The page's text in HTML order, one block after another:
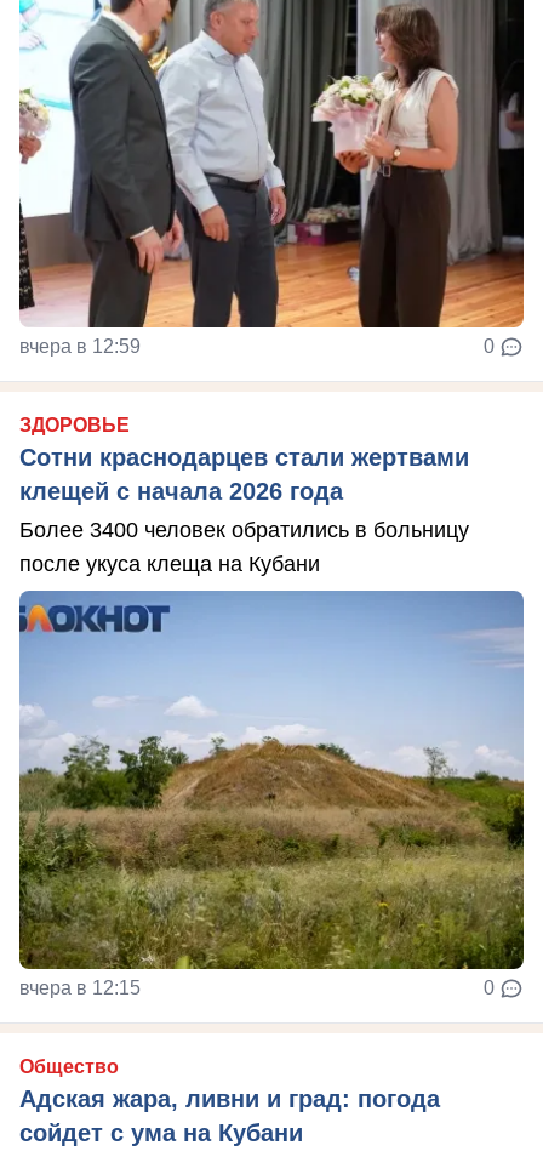
вчера в 12:59 0
ЗДОРОВЬЕ
Сотни краснодарцев стали жертвами
клещей с начала 2026 года
Более 3400 человек обратились в больницу
после укуса клеща на Кубани
вчера в 12:15 0
Общество
Адская жара, ливни и град: погода
сойдет с ума на Кубани